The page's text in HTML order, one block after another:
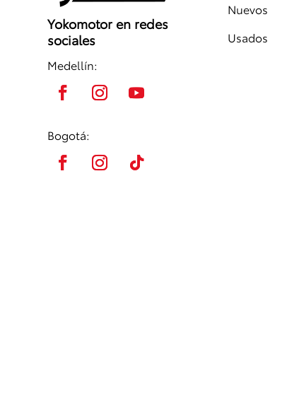
Yokomotor en redes
sociales
Medellín:
Bogotá:
Nuevos
Usados